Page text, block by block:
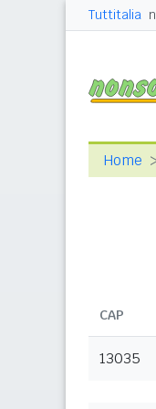
Tuttitalia
Home
CAP
13035